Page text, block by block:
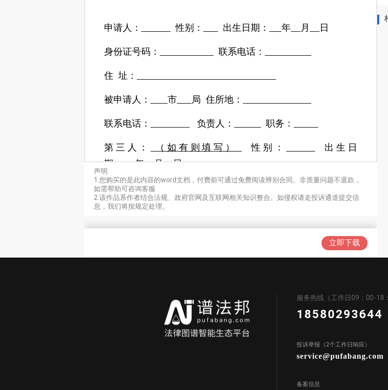
申请人： 性别： 出生日期： 年 月 日
身份证号码： 联系电话：
住 址：
被申请人： 市 局 住所地：
联系电话： 负责人： 职务：
第三人： （如有则填写） 性别：
出生日
期：
年 月 日
身份证号码：
住 址：
申请人不服被申请人于 年 月 日作出的 （要求撤销
申请复议的事由及理由：
（具体展开，可分条分点阐述）
声明:
1.您购买的是此内容的word文档，付费前可通过免费阅读辨别合同。非质量问题不退款，
如需帮助可咨询客服
2.该作品系作者结合法规、政府官网及互联网相关知识整合。如侵权请走投诉通道提交信
息，我们将按规定处理。
立即下载
服务热线（工作日09：00-18
18580293644
投诉举报（2个工作日响应）
service@pufabang.com
备案信息